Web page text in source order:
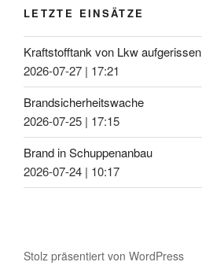
LETZTE EINSÄTZE
Kraftstofftank von Lkw aufgerissen
2026-07-27 | 17:21
Brandsicherheitswache
2026-07-25 | 17:15
Brand in Schuppenanbau
2026-07-24 | 10:17
Stolz präsentiert von WordPress